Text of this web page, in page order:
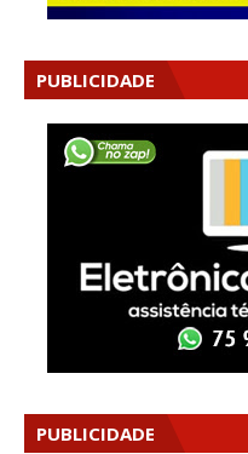
PUBLICIDADE
PUBLICIDADE